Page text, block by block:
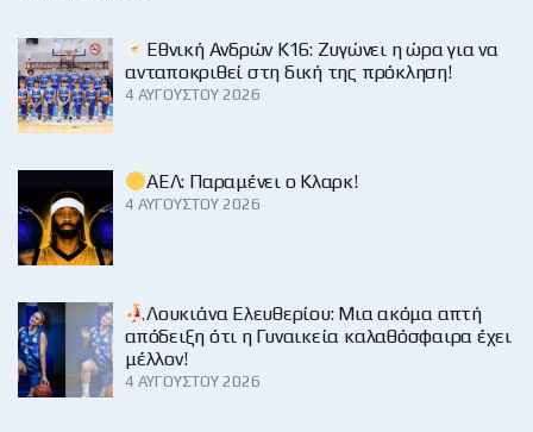
Εθνική Ανδρών Κ16: Ζυγώνει η ώρα για να
ανταποκριθεί στη δική της πρόκληση!
4 ΑΥΓΟΎΣΤΟΥ 2026
ΑΕΛ: Παραμένει ο Κλαρκ!
4 ΑΥΓΟΎΣΤΟΥ 2026
Λουκιάνα Ελευθερίου: Μια ακόμα απτή
απόδειξη ότι η Γυναικεία καλαθόσφαιρα έχει
μέλλον!
4 ΑΥΓΟΎΣΤΟΥ 2026